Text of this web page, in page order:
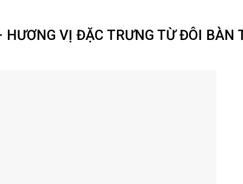
VỊ ĐẶC TRƯNG TỪ ĐÔI BÀN